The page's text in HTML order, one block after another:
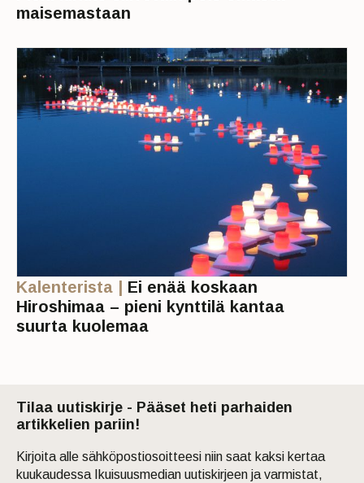
maisemastaan
Kalenterista | Ei enää koskaan
Hiroshimaa – pieni kynttilä kantaa
suurta kuolemaa
Tilaa uutiskirje - Pääset heti parhaiden
artikkelien pariin!
Kirjoita alle sähköpostiosoitteesi niin saat kaksi kertaa
kuukaudessa Ikuisuusmedian uutiskirjeen ja varmistat,